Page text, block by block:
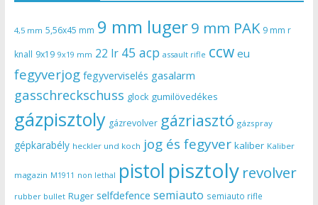
4,5 mm 5,56x45 mm 9 mm luger9 mm PAK 9 mm r
knall 9x19 9x19 mm 22 lr 45 acp assault rifle ccw eu
fegyverjog fegyverviselés gasalarm
gasschreckschuss glock gumilövedékes
gázpisztoly gázrevolver gázriasztó gázspray
gépkarabély heckler und koch jog és fegyver kaliber Kaliber
magazin M1911 non lethal pistol pisztoly revolver
rubber bullet Ruger selfdefence semiauto semiauto rifle